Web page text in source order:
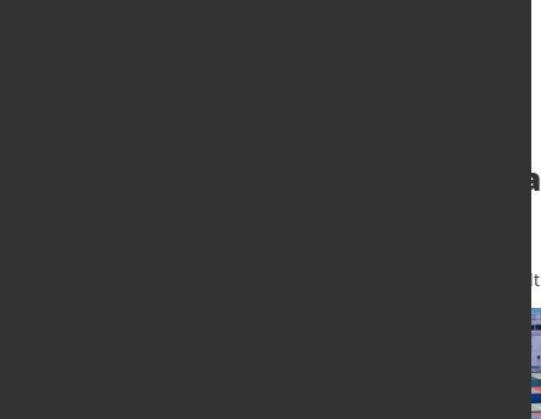
Exporte gingen
von Hubert Hunscheidt